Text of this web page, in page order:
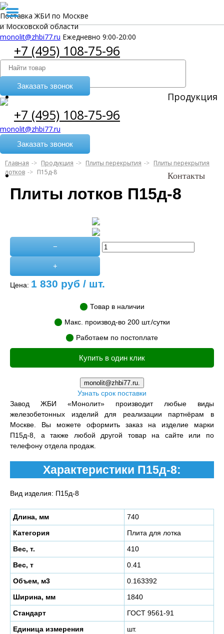
Продукция
Контакты
Поставка ЖБИ по Москве
и Московской области
monolit@zhbi77.ru Ежедневно 9:00-20:00
+7 (495) 108-75-96
Заказать звонок
+7 (495) 108-75-96
monolit@zhbi77.ru
Заказать звонок
Главная Продукция Плиты перекрытия
Плиты перекрытия
лотков
П15д-8
Плиты лотков П15д-8
−
+
Цена: 1 830 руб / шт.
Товар в наличии
Макс. производ-во 200 шт./сутки
Работаем по постоплате
Купить в один клик
monolit@zhbi77.ru.
Узнать срок поставки
Завод ЖБИ «Монолит» производит любые виды
железобетонных изделий для реализации партнёрам в
Москве. Вы можете оформить заказ на изделие марки
П15д-8, а также любой другой товар на сайте или по
телефону отдела продаж.
Характеристики П15д-8:
Вид изделия: П15д-8
Длина, мм
740
Категория
Плита для лотка
Вес, т.
410
Вес, т
0.41
Объем, м3
0.163392
Ширина, мм
1840
Стандарт
ГОСТ 9561-91
Единица измерения
шт.